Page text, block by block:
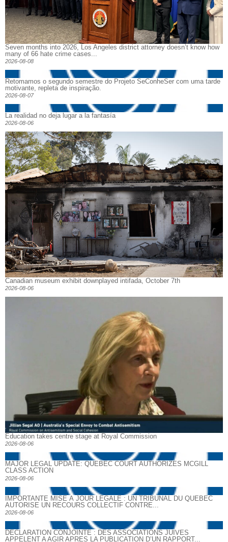
Seven months into 2026, Los Angeles district attorney doesn’t know how
many of 66 hate crime cases...
2026-08-08
Retomamos o segundo semestre do Projeto SeConheSer com uma tarde
motivante, repleta de inspiração.
2026-08-07
La realidad no deja lugar a la fantasía
2026-08-06
Canadian museum exhibit downplayed intifada, October 7th
2026-08-06
Education takes centre stage at Royal Commission
2026-08-06
MAJOR LEGAL UPDATE: QUEBEC COURT AUTHORIZES MCGILL
CLASS ACTION
2026-08-06
IMPORTANTE MISE À JOUR LÉGALE : UN TRIBUNAL DU QUÉBEC
AUTORISE UN RECOURS COLLECTIF CONTRE...
2026-08-06
DECLARATION CONJOINTE : DES ASSOCIATIONS JUIVES
APPELENT A AGIR APRES LA PUBLICATION D’UN RAPPORT...